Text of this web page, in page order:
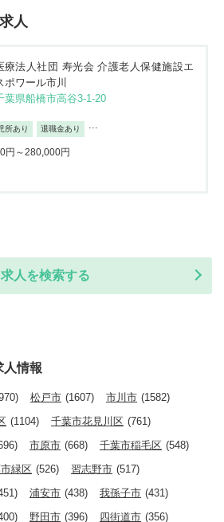
人
療法人社団 寿光会 介護老人保健施設エ
ポワール市川
葉県船橋市高谷3‐1‐20
所あり 退職金あり
円～280,000円
求人を検索する
人情報
松戸市 (1607) 市川市 (1582)
(1104) 千葉市花見川区 (761)
市原市 (668) 千葉市稲毛区 (548)
緑区 (526) 習志野市 (517)
浦安市 (438) 我孫子市 (431)
野田市 (396) 四街道市 (356)